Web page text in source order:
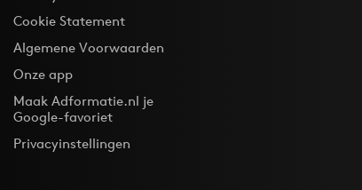
Cookie Statement
Algemene Voorwaarden
Onze app
Maak Adformatie.nl je
Google-favoriet
Privacyinstellingen